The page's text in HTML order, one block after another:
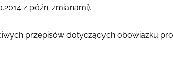
z późn. zmianami).
przepisów dotyczących obowiązku